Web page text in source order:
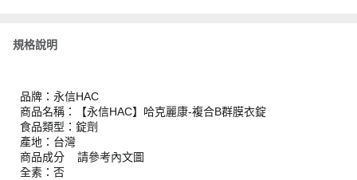
規格說明
品牌：永信HAC
商品名稱：【永信HAC】哈克麗康-複合B群膜衣錠
食品類型：錠劑
產地：台灣
商品成分 請參考內文圖
全素：否